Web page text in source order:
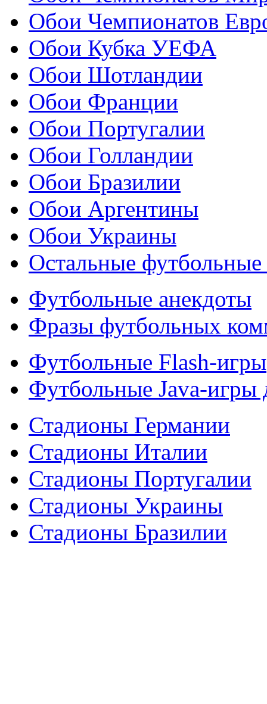
Обои Чемпионатов
Обои Кубка УЕФА
Обои Шотландии
Обои Франции
Обои Португалии
Обои Голландии
Обои Бразилии
Обои Аргентины
Обои Украины
Остальные
Футбольные анекдоты
Фразы футбольных
Футбольные Flash-игры
Футбольные Java-игры
Стадионы Германии
Стадионы Италии
Стадионы Португалии
Стадионы Украины
Стадионы Бразилии